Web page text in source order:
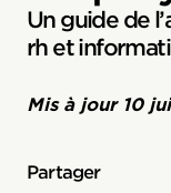
Un guide de
rh et
Mis à jour 10
Partager